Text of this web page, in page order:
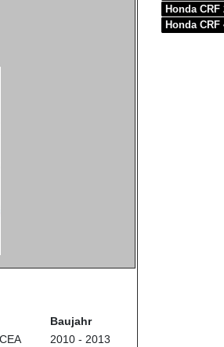
Baujahr
2010 - 2013
Honda CRF
Honda CRF